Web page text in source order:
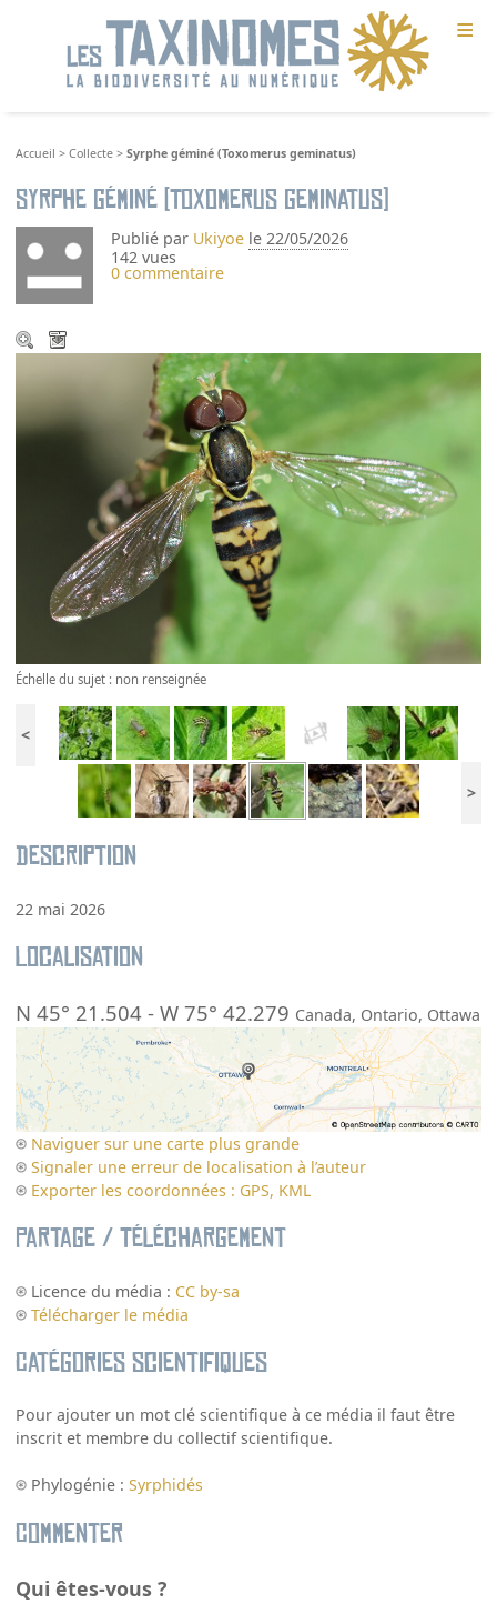
≡
Accueil >Collecte >Syrphe géminé (Toxomerus geminatus)
Syrphe géminé (Toxomerus geminatus)
Publié par Ukiyoe le 22/05/2026
142 vues
0 commentaire
Échelle du sujet : non renseignée
<
>
Description
22 mai 2026
Localisation
N 45° 21.504 -W 75° 42.279 Canada, Ontario, Ottawa
Naviguer sur une carte plus grande
Signaler une erreur de localisation à l’auteur
Exporter les coordonnées : GPS, KML
Partage / Téléchargement
Licence du média : CC by-sa
Télécharger le média
Catégories scientifiques
Pour ajouter un mot clé scientifique à ce média il faut être
inscrit et membre du collectif scientifique.
Phylogénie :Syrphidés
Commenter
Qui êtes-vous ?